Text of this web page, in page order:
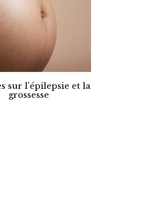
sur l'épilepsie et la
grossesse